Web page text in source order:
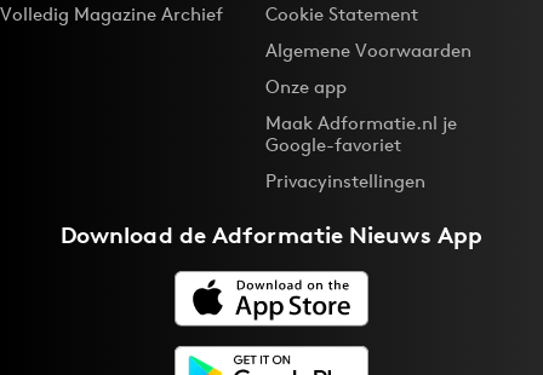
Volledig Magazine Archief
Cookie Statement
Algemene Voorwaarden
Onze app
Maak Adformatie.nl je
Google-favoriet
Privacyinstellingen
Download deAdformatie Nieuws App